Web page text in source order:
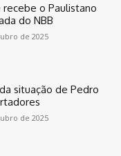
recebe o Paulistano
do NBB
de 2025
situação de Pedro
de 2025